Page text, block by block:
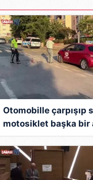
Otomobille çarpışıp
motosiklet başka bir
2 yaralı